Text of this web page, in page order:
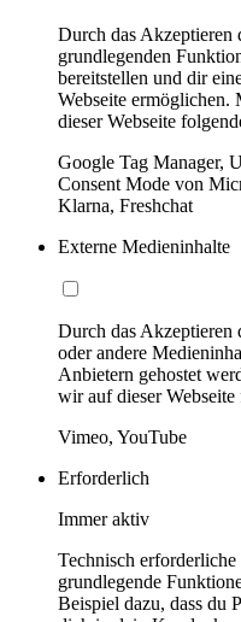
Durch das Akzeptieren
grundlegenden
bereitstellen und dir
Webseite
dieser Webseite
Google Tag Manager,
Consent Mode von
Klarna, Freshchat
Externe Medieninhalte
Durch das Akzeptieren
oder andere
Anbietern gehostet
wir auf dieser
Vimeo, YouTube
Erforderlich
Immer aktiv
Technisch
grundlegende
Beispiel dazu, dass du